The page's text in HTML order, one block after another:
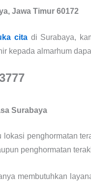
Jawa Timur 60172
citadi Surabaya,
kepada almarhum
Surabaya
lokasi penghormatan
penghormatan
membutuhkan